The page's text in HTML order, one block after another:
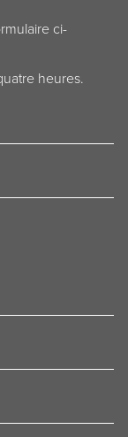
ci-
heures.